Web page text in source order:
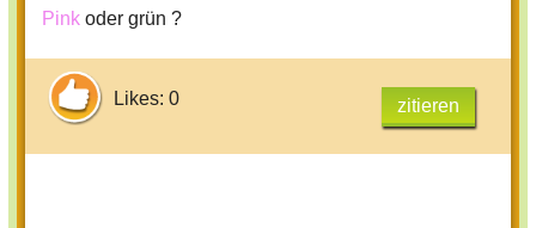
Pink oder grün ?
Likes: 0 zitieren